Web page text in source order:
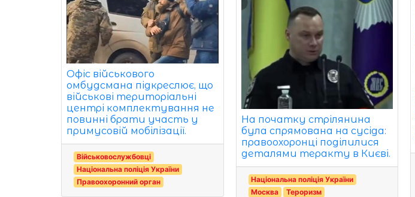
Офіс військового
омбудсмана підкреслює, що
військові територіальні
центрі комплектування не
повинні брати участь у
примусовій мобілізації.
Військовослужбовці
Національна поліція України
Правоохоронний орган
На початку стрілянина
була спрямована на сусіда:
правоохоронці поділилися
деталями теракту в Києві.
Національна поліція України
Москва
Тероризм